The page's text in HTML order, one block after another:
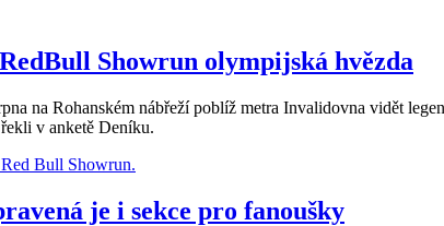
Showrun olympijská hvězda
na Rohanském nábřeží poblíž metra Invalidovna vidět
v anketě Deníku.
je i sekce pro fanoušky